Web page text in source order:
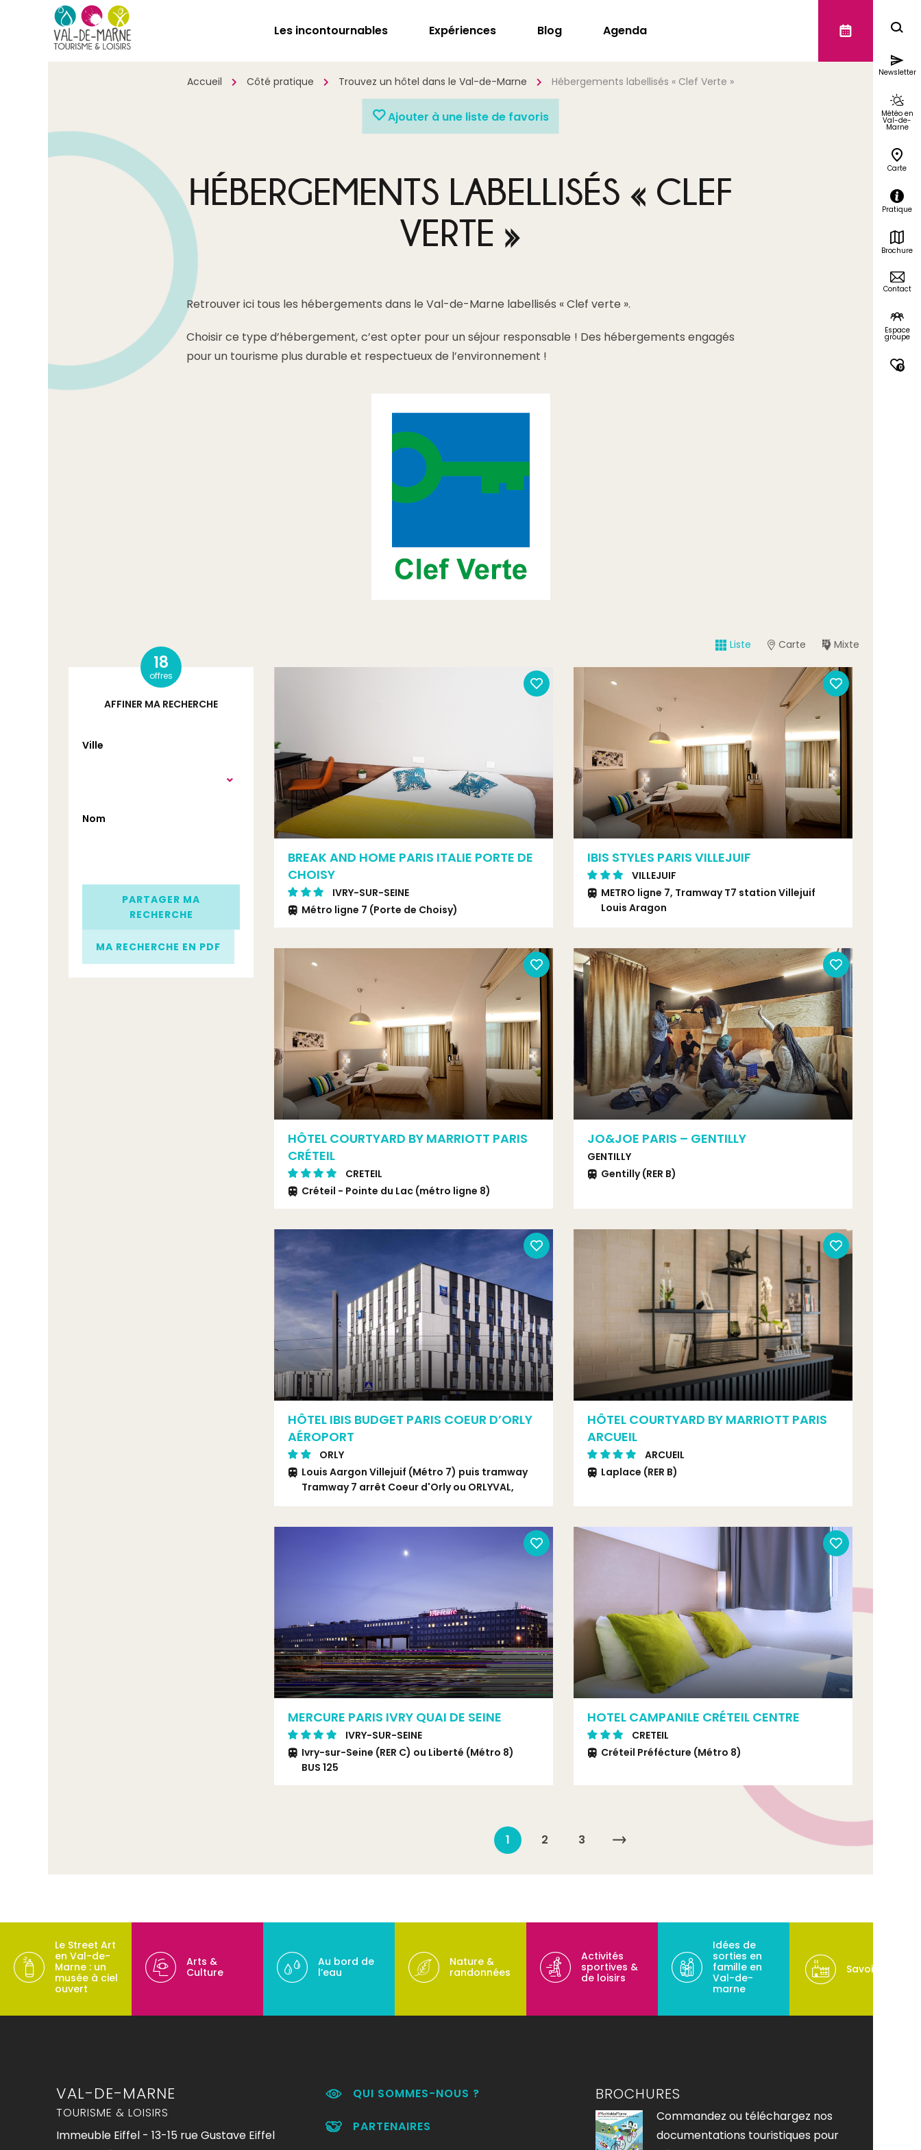
Les incontournables Expériences Blog Agenda
Accueil Côté pratique Trouvez un hôtel dans le Val-de-Marne Hébergements labellisés « Clef Verte »
Newsletter
Météo en
Val-de-
Marne
Carte
Pratique
Brochure
Contact
Espace
groupe
0
Ajouter à une liste de favoris
HÉBERGEMENTS LABELLISÉS « CLEF
VERTE »
Retrouver ici tous les hébergements dans le Val-de-Marne labellisés « Clef verte ».
Choisir ce type d’hébergement, c’est opter pour un séjour responsable ! Des hébergements engagés
pour un tourisme plus durable et respectueux de l’environnement !
Liste Carte Mixte
18
offres
AFFINER MA RECHERCHE
Ville
Nom
PARTAGER MA
RECHERCHE
MA RECHERCHE EN PDF
BREAK AND HOME PARIS ITALIE PORTE DE
CHOISY
IVRY-SUR-SEINE
Métro ligne 7 (Porte de Choisy)
IBIS STYLES PARIS VILLEJUIF
VILLEJUIF
METRO ligne 7, Tramway T7 station Villejuif
Louis Aragon
HÔTEL COURTYARD BY MARRIOTT PARIS
CRÉTEIL
CRETEIL
Créteil - Pointe du Lac (métro ligne 8)
JO&JOE PARIS – GENTILLY
GENTILLY
Gentilly (RER B)
HÔTEL IBIS BUDGET PARIS COEUR D’ORLY
AÉROPORT
ORLY
Louis Aargon Villejuif (Métro 7) puis tramway
Tramway 7 arrêt Coeur d'Orly ou ORLYVAL,
HÔTEL COURTYARD BY MARRIOTT PARIS
ARCUEIL
ARCUEIL
Laplace (RER B)
MERCURE PARIS IVRY QUAI DE SEINE
IVRY-SUR-SEINE
Ivry-sur-Seine (RER C) ou Liberté (Métro 8)
BUS 125
HOTEL CAMPANILE CRÉTEIL CENTRE
CRETEIL
Créteil Préfécture (Métro 8)
1 2 3
Le Street Art
en Val-de-
Marne : un
musée à ciel
ouvert
Arts &
Culture
Au bord de
l’eau
Nature &
randonnées
Activités
sportives &
de loisirs
Idées de
sorties en
famille en
Val-de-
marne
Savoir-faire
VAL-DE-MARNE
TOURISME & LOISIRS
Immeuble Eiffel - 13-15 rue Gustave Eiffel
QUI SOMMES-NOUS ?
PARTENAIRES
BROCHURES
Commandez ou téléchargez nos
documentations touristiques pour